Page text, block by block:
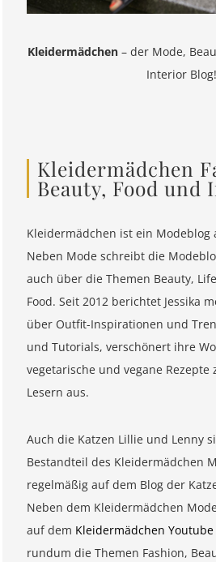
Kleidermädchen – der Mode,
Interior Blog!
Kleidermädchen
Beauty, Food und
Kleidermädchen ist ein Modeblog
Neben Mode schreibt die
auch über die Themen Beauty,
Food. Seit 2012 berichtet Jessika
über Outfit-Inspirationen und
und Tutorials, verschönert ihre
vegetarische und vegane
Lesern aus.
Auch die Katzen Lillie und Lenny
Bestandteil des Kleidermädchen
regelmäßig auf dem Blog der
Neben dem Kleidermädchen
auf dem Kleidermädchen Youtube
rundum die Themen Fashion,